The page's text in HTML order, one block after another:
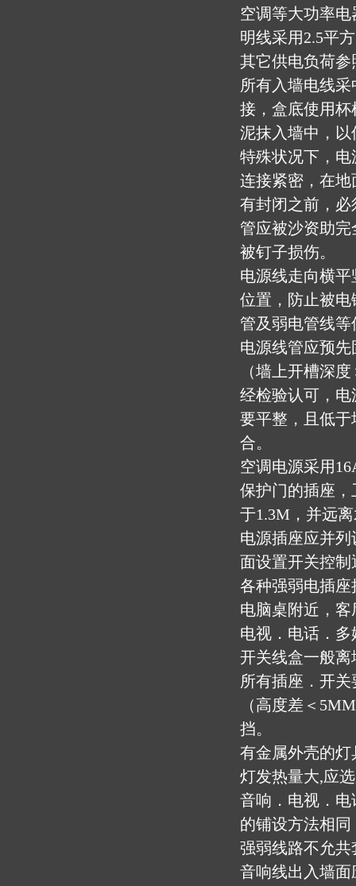
空调等大功率
明线采用2.5平
其它供电负荷参
所有入墙电线
接，盒底使用
泥抹入墙中，
特殊状况下，
连接紧密，在
有封闭之前，必
管应被沙资助
被钉子损伤。
电源线走向横
位置，防止被
管及弱电管线
电源线管应预
（墙上开槽深
经检验认可，
要平整，且低
合。
空调电源采用
保护门的插座
于1.3M，并远
电源插座应并
面设置开关控制
各种强弱电插
电脑桌附近，
电视．电话．
开关线盒一般
所有插座．开
（高度差＜
挡。
有金属外壳的
灯发热量大,应
音响．电视．
的铺设方法相
强弱线路不允
音响线出入墙